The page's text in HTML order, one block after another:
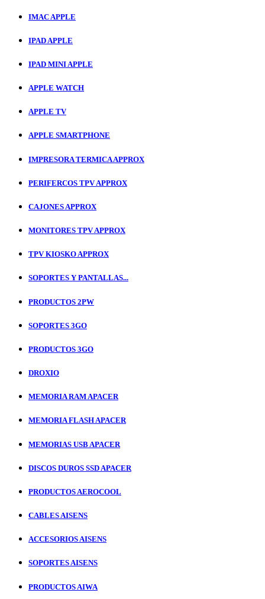
IMAC APPLE
IPAD APPLE
IPAD MINI APPLE
APPLE WATCH
APPLE TV
APPLE SMARTPHONE
IMPRESORA TERMICA APPROX
PERIFERCOS TPV APPROX
CAJONES APPROX
MONITORES TPV APPROX
TPV KIOSKO APPROX
SOPORTES Y PANTALLAS...
PRODUCTOS 2PW
SOPORTES 3GO
PRODUCTOS 3GO
DROXIO
MEMORIA RAM APACER
MEMORIA FLASH APACER
MEMORIAS USB APACER
DISCOS DUROS SSD APACER
PRODUCTOS AEROCOOL
CABLES AISENS
ACCESORIOS AISENS
SOPORTES AISENS
PRODUCTOS AIWA